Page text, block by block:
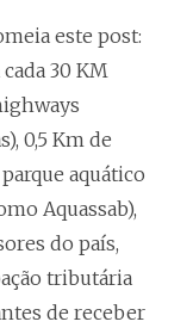
este post:
30 KM
0,5 Km de
aquático
Aquassab),
do país,
tributária
de receber